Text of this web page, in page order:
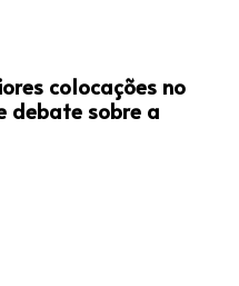
colocações no
debate sobre a